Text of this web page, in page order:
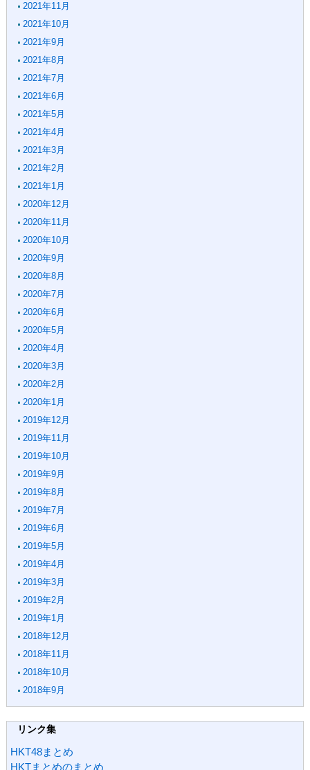
2021年11月
2021年10月
2021年9月
2021年8月
2021年7月
2021年6月
2021年5月
2021年4月
2021年3月
2021年2月
2021年1月
2020年12月
2020年11月
2020年10月
2020年9月
2020年8月
2020年7月
2020年6月
2020年5月
2020年4月
2020年3月
2020年2月
2020年1月
2019年12月
2019年11月
2019年10月
2019年9月
2019年8月
2019年7月
2019年6月
2019年5月
2019年4月
2019年3月
2019年2月
2019年1月
2018年12月
2018年11月
2018年10月
2018年9月
リンク集
HKT48まとめ
HKTまとめのまとめ